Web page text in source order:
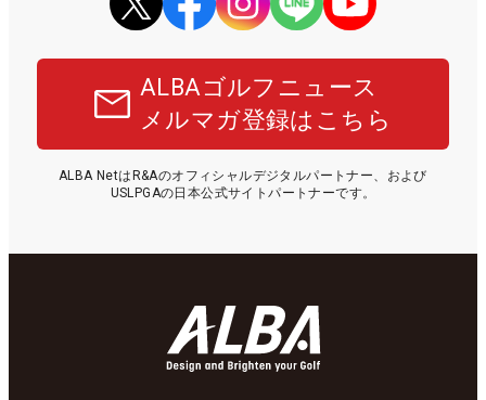
ALBAゴルフニュース
メルマガ登録はこちら
ALBA NetはR&Aのオフィシャルデジタルパートナー、および
USLPGAの日本公式サイトパートナーです。